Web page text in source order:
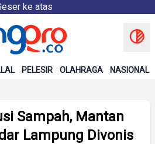
ke atas
PELESIR OLAHRAGA NASIONAL
Sampah, Mantan
Lampung Divonis